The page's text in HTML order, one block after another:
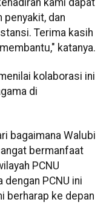
kami dapat
penyakit, dan
Terima kasih
katanya.
kolaborasi ini
di
bagaimana Walubi
bermanfaat
PCNU
PCNU ini
berharap ke depan